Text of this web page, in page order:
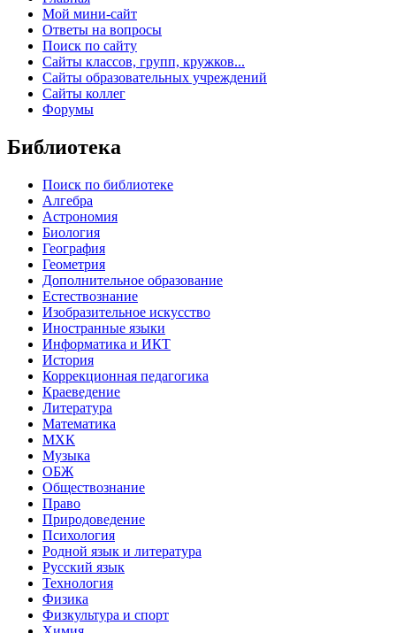
Мой мини-сайт
Ответы на вопросы
Поиск по сайту
Сайты классов, групп, кружков...
Сайты образовательных учреждений
Сайты коллег
Форумы
Библиотека
Поиск по библиотеке
Алгебра
Астрономия
Биология
География
Геометрия
Дополнительное образование
Естествознание
Изобразительное искусство
Иностранные языки
Информатика и ИКТ
История
Коррекционная педагогика
Краеведение
Литература
Математика
МХК
Музыка
ОБЖ
Обществознание
Право
Природоведение
Психология
Родной язык и литература
Русский язык
Технология
Физика
Физкультура и спорт